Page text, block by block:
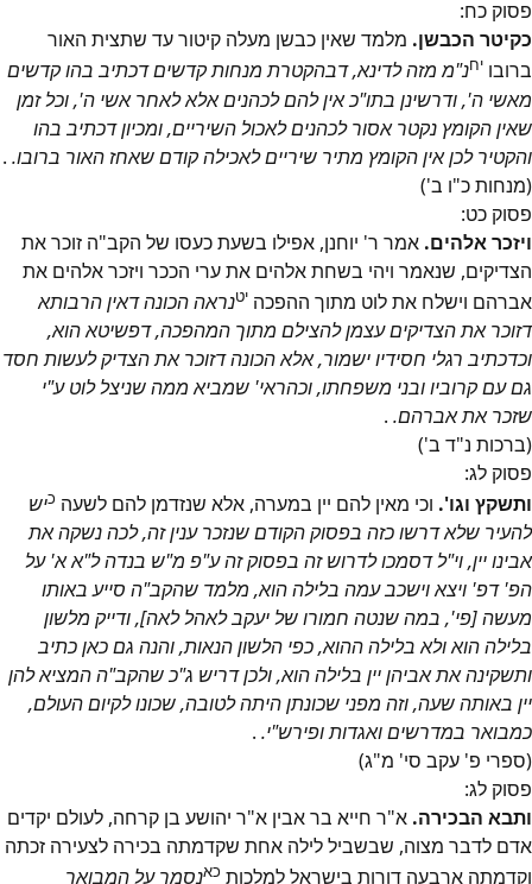
פסוק כח:
כקיטר הכבשן. מלמד שאין כבשן מעלה קיטור עד שתצית האור
ברובו יחנ"מ מזה לדינא, דבהקטרת מנחות קדשים דכתיב בהו קדשים
מאשי ה', ודרשינן בתו"כ אין להם לכהנים אלא לאחר אשי ה', וכל זמן
שאין הקומץ נקטר אסור לכהנים לאכול השיריים, ומכיון דכתיב בהו
והקטיר לכן אין הקומץ מתיר שיריים לאכילה קודם שאחז האור ברובו. .
(מנחות כ"ו ב')
פסוק כט:
ויזכר אלהים. אמר ר' יוחנן, אפילו בשעת כעסו של הקב"ה זוכר את
הצדיקים, שנאמר ויהי בשחת אלהים את ערי הככר ויזכר אלהים את
אברהם וישלח את לוט מתוך ההפכה יטנראה הכונה דאין הרבותא
דזוכר את הצדיקים עצמן להצילם מתוך המהפכה, דפשיטא הוא,
וכדכתיב רגלי חסידיו ישמור, אלא הכונה דזוכר את הצדיק לעשות חסד
גם עם קרוביו ובני משפחתו, וכהראי' שמביא ממה שניצל לוט ע"י
שזכר את אברהם. .
(ברכות נ"ד ב')
פסוק לג:
ותשקץ וגו'. וכי מאין להם יין במערה, אלא שנזדמן להם לשעה כיש
להעיר שלא דרשו כזה בפסוק הקודם שנזכר ענין זה, לכה נשקה את
אבינו יין, וי"ל דסמכו לדרוש זה בפסוק זה ע"פ מ"ש בנדה ל"א א' על
הפ' דפ' ויצא וישכב עמה בלילה הוא, מלמד שהקב"ה סייע באותו
מעשה [פי', במה שנטה חמורו של יעקב לאהל לאה], ודייק מלשון
בלילה הוא ולא בלילה ההוא, כפי הלשון הנאות, והנה גם כאן כתיב
ותשקינה את אביהן יין בלילה הוא, ולכן דריש ג"כ שהקב"ה המציא להן
יין באותה שעה, וזה מפני שכונתן היתה לטובה, שכונו לקיום העולם,
כמבואר במדרשים ואגדות ופירש"י. .
(ספרי פ' עקב סי' מ"ג)
פסוק לג:
ותבא הבכירה. א"ר חייא בר אבין א"ר יהושע בן קרחה, לעולם יקדים
אדם לדבר מצוה, שבשביל לילה אחת שקדמתה בכירה לצעירה זכתה
וקדמתה ארבעה דורות בישראל למלכות כאנסמך על המבואר